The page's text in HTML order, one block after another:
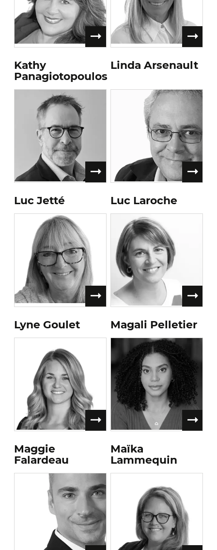
Kathy
Panagiotopoulos
Linda Arsenault
Luc Jetté Luc Laroche
Lyne Goulet Magali Pelletier
Maggie
Falardeau
Maïka
Lammequin